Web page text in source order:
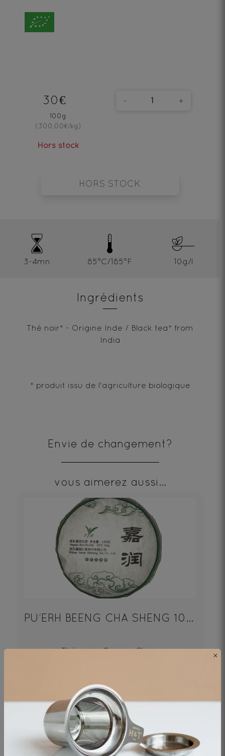
30€
100g
(300.00€/kg)
Hors stock
- +
HORS STOCK
3-4mn 85°C/185°F 10g/l
Ingrédients
Thé noir* - Origine Inde / Black tea* from
India
* produit issu de l'agriculture biologique
Envie de changement?
vous aimerez aussi...
PU‘ERH BEENG CHA SHENG 100g
Thé noir - Origine Chine
DÉCOUVRIR
×